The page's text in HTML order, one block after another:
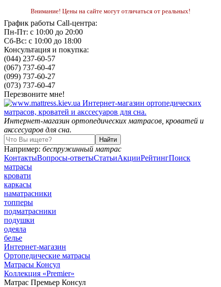
Внимание! Цены на сайте могут отличаться от реальных!
График работы Call-центра:
Пн-Пт: с 10:00 до 20:00
Сб-Вс: с 10:00 до 18:00
Консультация и покупка:
(044) 237-60-57
(067) 737-60-47
(099) 737-60-27
(073) 737-60-47
Перезвоните мне!
Интернет-магазин ортопедических матрасов, кроватей и
акссесуаров для сна.
Например: беспружинный матрас
КонтактыВопросы-ответыСтатьиАкцииРейтингПоиск
матрасы
кровати
каркасы
наматрасники
топперы
подматрасники
подушки
одеяла
белье
Интернет-магазин
Ортопедические матрасы
Матрасы Консул
Коллекция «Premier»
Матрас Премьер Консул